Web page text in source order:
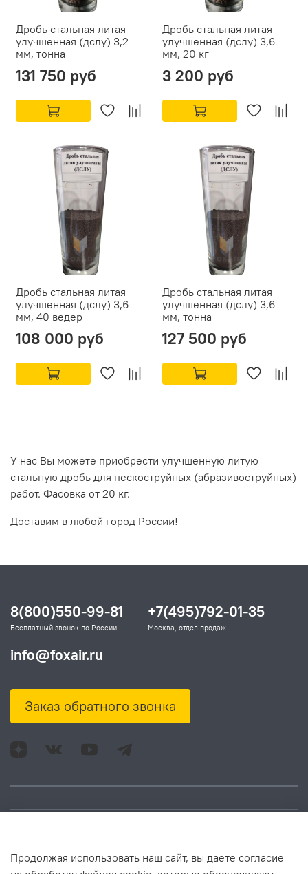
Дробь стальная литая
улучшенная (дслу) 3,2
мм, тонна
131 750 руб
Дробь стальная литая
улучшенная (дслу) 3,6
мм, 20 кг
3 200 руб
Дробь стальная литая
улучшенная (дслу) 3,6
мм, 40 ведер
108 000 руб
Дробь стальная литая
улучшенная (дслу) 3,6
мм, тонна
127 500 руб
У нас Вы можете приобрести улучшенную литую
стальную дробь для пескоструйных (абразивоструйных)
работ. Фасовка от 20 кг.
Доставим в любой город России!
Время работы:
понедельник – пятница:
Смольная, д. 73,
8(800)550-99-81
Бесплатный звонок по России
+7(495)792-01-35
Москва, отдел продаж
info@foxair.ru
Заказ обратного звонка
Продолжая использовать наш сайт, вы даете согласие